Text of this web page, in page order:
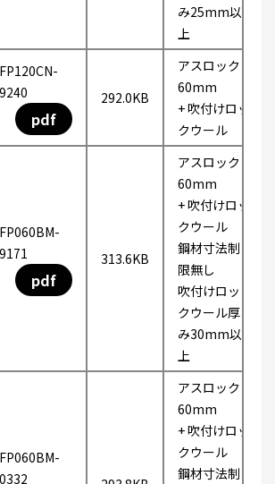
み25mm以
上
FP120CN-
9240
pdf
292.0KB
アスロック
60mm
+ 吹付けロッ
クウール
FP060BM-
9171
pdf
313.6KB
アスロック
60mm
+ 吹付けロッ
クウール
鋼材寸法制
限無し
吹付けロッ
クウール厚
み30mm以
上
FP060BM-
0332
アスロック
60mm
+ 吹付けロッ
クウール
鋼材寸法制